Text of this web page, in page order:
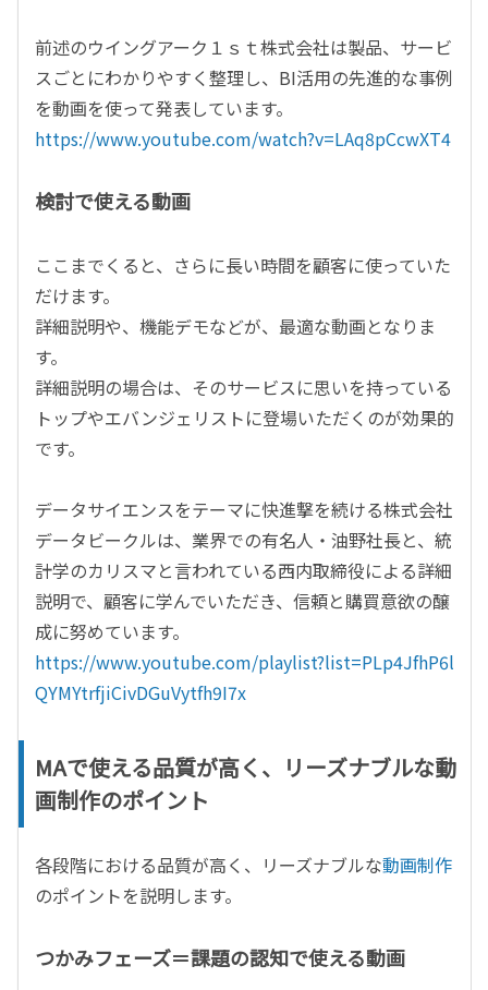
前述のウイングアーク１ｓｔ株式会社は製品、サービ
スごとにわかりやすく整理し、BI活用の先進的な事例
を動画を使って発表しています。
https://www.youtube.com/watch?v=LAq8pCcwXT4
検討で使える動画
ここまでくると、さらに長い時間を顧客に使っていた
だけます。
詳細説明や、機能デモなどが、最適な動画となりま
す。
詳細説明の場合は、そのサービスに思いを持っている
トップやエバンジェリストに登場いただくのが効果的
です。
データサイエンスをテーマに快進撃を続ける株式会社
データビークルは、業界での有名人・油野社長と、統
計学のカリスマと言われている西内取締役による詳細
説明で、顧客に学んでいただき、信頼と購買意欲の醸
成に努めています。
https://www.youtube.com/playlist?list=PLp4JfhP6l
QYMYtrfjiCivDGuVytfh9I7x
MAで使える品質が高く、リーズナブルな動
画制作のポイント
各段階における品質が高く、リーズナブルな動画制作
のポイントを説明します。
つかみフェーズ＝課題の認知で使える動画